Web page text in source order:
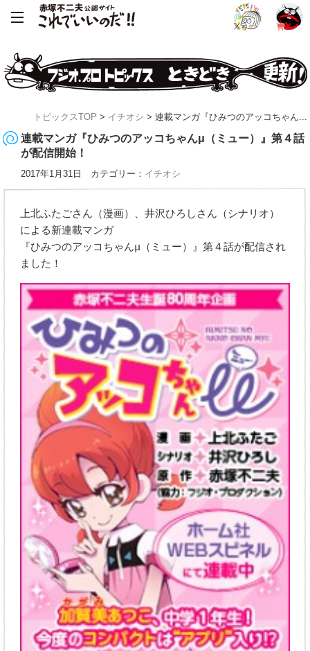
トピックスTOP > イチオシ > 連載マンガ『ひみつのアッコちゃん...
連載マンガ『ひみつのアッコちゃんμ（ミュー）』第４話
が配信開始！
2017年1月31日 カテゴリー： イチオシ
上北ふたごさん（漫画）、井沢ひろしさん（シナリオ）
による新連載マンガ
『ひみつのアッコちゃんμ（ミュー）』第４話が配信され
ました！